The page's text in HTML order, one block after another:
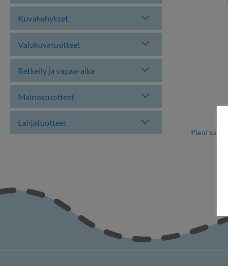
Kuvakehykset
Valokuvatuotteet
Retkeily ja vapaa-aika
Mainostuotteet
Lahjatuotteet
Pieni